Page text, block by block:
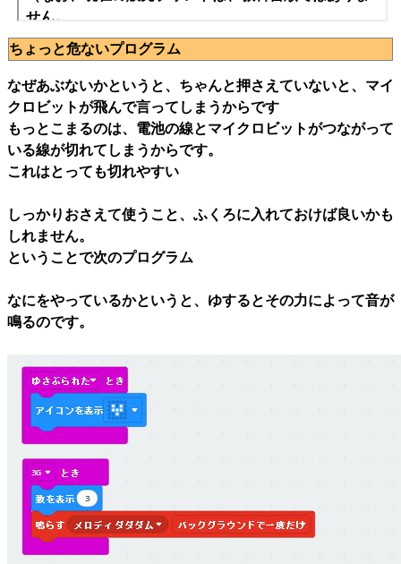
ちょっと危ないプログラム
なぜあぶないかというと、ちゃんと押さえていないと、マイ
クロビットが飛んで言ってしまうからです
もっとこまるのは、電池の線とマイクロビットがつながって
いる線が切れてしまうからです。
これはとっても切れやすい
しっかりおさえて使うこと、ふくろに入れておけば良いかも
しれません。
ということで次のプログラム
なにをやっているかというと、ゆするとその力によって音が
鳴るのです。